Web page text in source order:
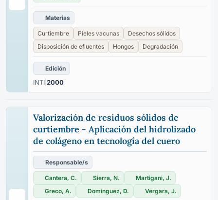
Materias
Curtiembre Pieles vacunas
Desechos sólidos
Disposición de efluentes
Hongos Degradación
Edición
INTI 2000
Valorización de residuos sólidos de
curtiembre - Aplicación del hidrolizado
de colágeno en tecnología del cuero
Responsable/s
Cantera, C. Sierra, N.
Martigani, J.
Greco, A.
Dominguez, D. Vergara, J.